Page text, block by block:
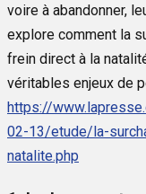
voire à abandonner,
explore comment la
frein direct à la
véritables enjeux de
https://
02-13/etude/la-
natalite.php